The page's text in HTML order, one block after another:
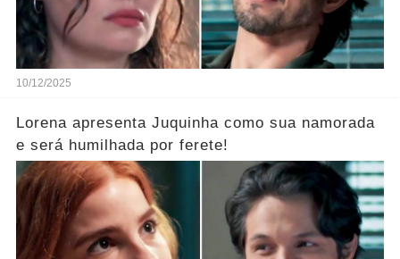
10/12/2025
Lorena apresenta Juquinha como sua namorada
e será humilhada por ferete!